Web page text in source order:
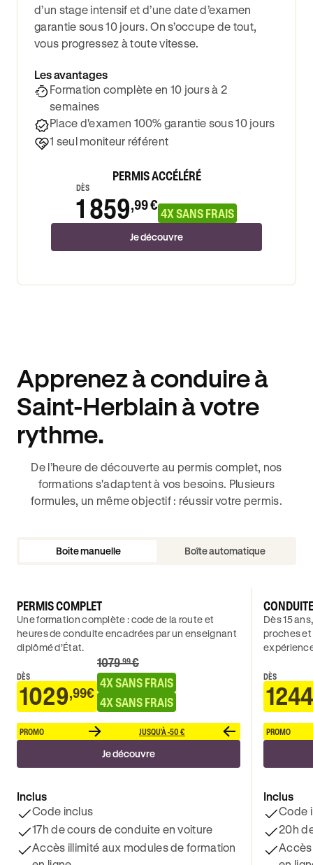
d’un stage intensif et d’une date d’examen
garantie sous 10 jours. On s’occupe de tout,
vous progressez à toute vitesse.
Les avantages
Formation complète en 10 jours à 2
semaines
Place d'examen 100% garantie sous 10 jours
1 seul moniteur référent
PERMIS ACCÉLÉRÉ
DÈS
1 859,99 €
4X SANS FRAIS
Je découvre
Apprenez à conduire à
Saint-Herblain à votre
rythme.
De l’heure de découverte au permis complet, nos
formations s'adaptent à vos besoins. Plusieurs
formules, un même objectif : réussir votre permis.
Boite manuelle Boîte automatique
PERMIS COMPLET
Une formation complète : code de la route et
heures de conduite encadrées par un enseignant
diplômé d’État.
DÈS
1029,99€
1079.99€
4X SANS FRAIS
4X SANS FRAIS
PROMO JUSQU'À -50 €
Je découvre
Inclus
Code inclus
17h de cours de conduite en voiture
Accès illimité aux modules de formation
Dès 15
proches
DÈS
1244
PROMO
Inclus
Code
20h